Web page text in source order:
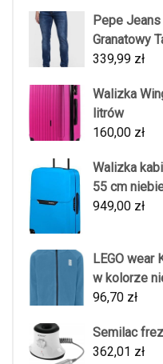
Pepe
Granatowy
339,99 zł
Walizka
litrów
160,00 zł
Walizka
55 cm
949,00 zł
LEGO wear
w kolorze
96,70 zł
Semilac
362,01 zł